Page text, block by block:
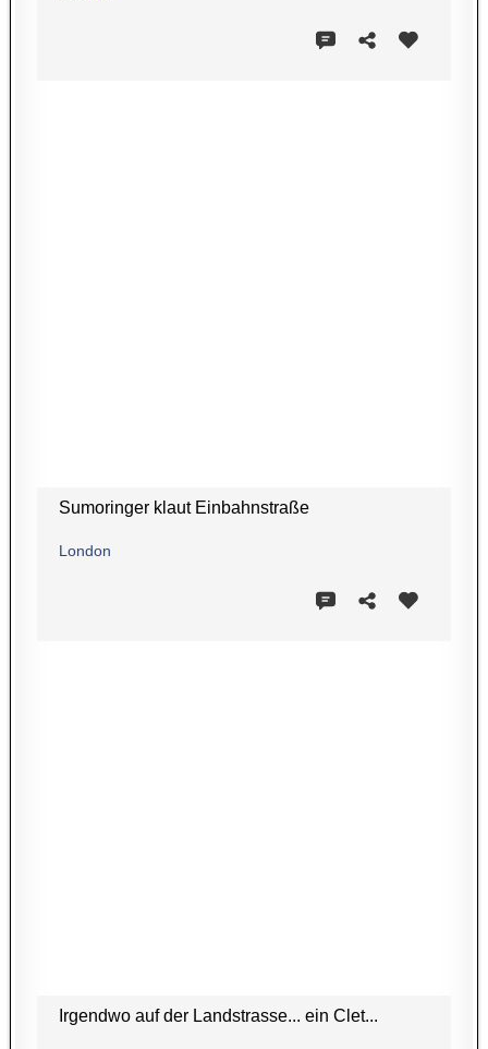
Sumoringer klaut Einbahnstraße
London
Irgendwo auf der Landstrasse... ein Clet...